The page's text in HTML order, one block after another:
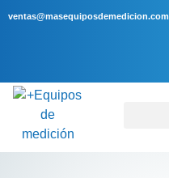
ventas@masequiposdemedicion.com